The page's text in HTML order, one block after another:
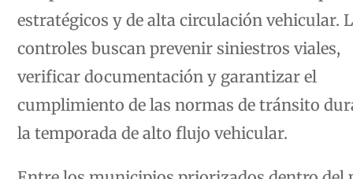
estratégicos y de alta circulación vehicular.
controles buscan prevenir siniestros viales,
verificar documentación y garantizar el
cumplimiento de las normas de tránsito
la temporada de alto flujo vehicular.
Entre los municipios priorizados dentro del